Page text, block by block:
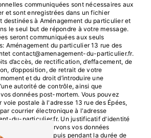
communiquées sont nécessaires aux
et sont enregistrées dans un fichier
destinées à Aménagement du particulier et
le seul but de répondre à votre message.
seront communiquées aux seuls
Aménagement du particulier 13 rue des
contact@amenagement-du-particulier.fr.
d’accès, de rectification, d’effacement, de
d’opposition, de retrait de votre
et du droit d’introduire une
autorité de contrôle, ainsi que
données post-mortem. Vous pouvez
voie postale à l'adresse 13 rue des Épées,
courrier électronique à l'adresse
du-particulier.fr. Un justificatif d'identité
Nous conservons vos données
prise de contact puis pendant la durée de